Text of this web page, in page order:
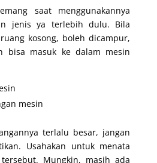
saat menggunakannya
jenis ya terlebih dulu. Bila
kosong, boleh dicampur,
bisa masuk ke dalam mesin
mesin
terlalu besar, jangan
Usahakan untuk menata
Mungkin, masih ada